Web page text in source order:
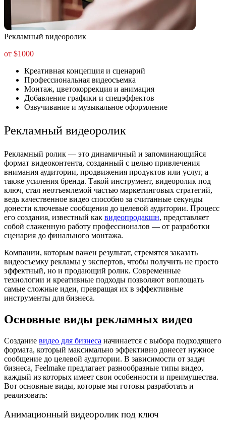
Рекламный видеоролик
от $1000
Креативная концепция и сценарий
Профессиональная видеосъемка
Монтаж, цветокоррекция и анимация
Добавление графики и спецэффектов
Озвучивание и музыкальное оформление
Рекламный видеоролик
Рекламный ролик — это динамичный и запоминающийся
формат видеоконтента, созданный с целью привлечения
внимания аудитории, продвижения продуктов или услуг, а
также усиления бренда. Такой инструмент, видеоролик под
ключ, стал неотъемлемой частью маркетинговых стратегий,
ведь качественное видео способно за считанные секунды
донести ключевые сообщения до целевой аудитории. Процесс
его создания, известный как видеопродакшн, представляет
собой слаженную работу профессионалов — от разработки
сценария до финального монтажа.
Компании, которым важен результат, стремятся заказать
видеосъемку рекламы у экспертов, чтобы получить не просто
эффектный, но и продающий ролик. Современные
технологии и креативные подходы позволяют воплощать
самые сложные идеи, превращая их в эффективные
инструменты для бизнеса.
Основные виды рекламных видео
Создание видео для бизнеса начинается с выбора подходящего
формата, который максимально эффективно донесет нужное
сообщение до целевой аудитории. В зависимости от задач
бизнеса, Feelmake предлагает разнообразные типы видео,
каждый из которых имеет свои особенности и преимущества.
Вот основные виды, которые мы готовы разработать и
реализовать:
Анимационный видеоролик под ключ